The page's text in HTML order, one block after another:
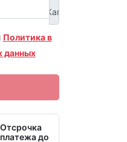
Политика в
данных
Отсрочка
платежа до